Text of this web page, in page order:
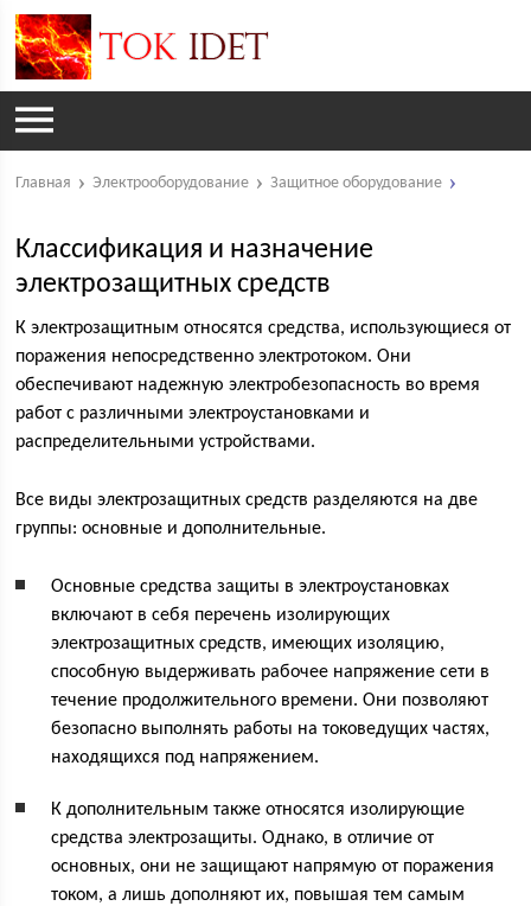
Главная Электрооборудование Защитное оборудование
Классификация и назначение
электрозащитных средств
К электрозащитным относятся средства, использующиеся от
поражения непосредственно электротоком. Они
обеспечивают надежную электробезопасность во время
работ с различными электроустановками и
распределительными устройствами.
Все виды электрозащитных средств разделяются на две
группы: основные и дополнительные.
Основные средства защиты в электроустановках
включают в себя перечень изолирующих
электрозащитных средств, имеющих изоляцию,
способную выдерживать рабочее напряжение сети в
течение продолжительного времени. Они позволяют
безопасно выполнять работы на токоведущих частях,
находящихся под напряжением.
К дополнительным также относятся изолирующие
средства электрозащиты. Однако, в отличие от
основных, они не защищают напрямую от поражения
током, а лишь дополняют их, повышая тем самым